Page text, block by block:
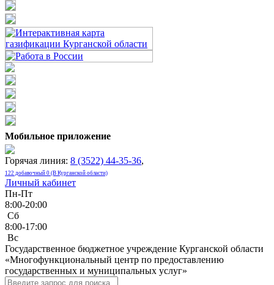
Мобильное приложение
Горячая линия: 8 (3522) 44-35-36,
122 добавочный 0 (В Курганской области)
Личный кабинет
Пн-Пт
8:00-20:00
Сб
8:00-17:00
Bc
Государственное бюджетное учреждение Курганской области
«Многофункциональный центр по предоставлению
государственных и муниципальных услуг»